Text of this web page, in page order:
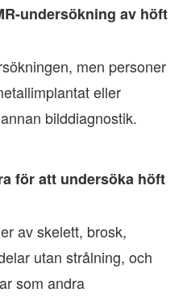
undersökning av höft
men personer
eller
bilddiagnostik.
för att undersöka höft
av skelett, brosk,
utan strålning, och
som andra